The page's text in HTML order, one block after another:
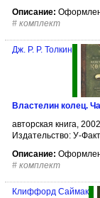
Описание:
# комплект
Дж. Р. Р. Толкин
Властелин колец.
авторская книга,
Издательство: У-
Описание:
# комплект
Клиффорд Саймак